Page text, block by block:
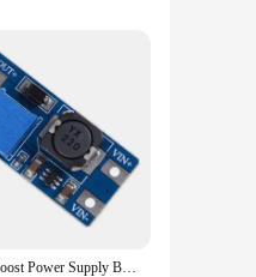
and resistance
interruption.
it easy to install
design make it
DC-DC Boost Power Supply Board, Step Up Converter, Boosters, 2A, Ajustável, 3V, 5V, 5V, 9V, 12V, 24V, MT3608